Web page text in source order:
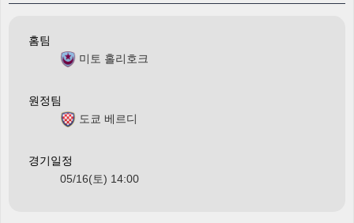
홈팀
미토 홀리호크
원정팀
도쿄 베르디
경기일정
05/16(토) 14:00